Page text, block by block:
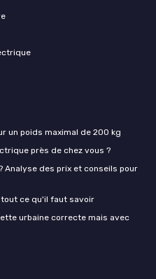
un poids maximal de 200 kg
près de chez vous ?
Analyse des prix et conseils pour
ce qu'il faut savoir
urbaine correcte mais avec